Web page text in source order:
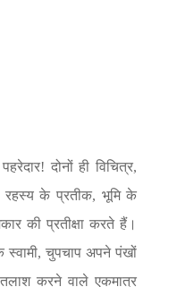
दोनों ही विचित्र,
रहस्य के प्रतीक, भूमि के
की प्रतीक्षा करते हैं।
चुपचाप अपने पंखों
करने वाले एकमात्र